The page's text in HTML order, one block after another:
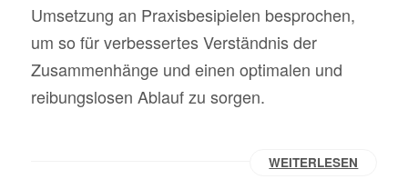
Umsetzung an Praxisbesipielen besprochen,
um so für verbessertes Verständnis der
Zusammenhänge und einen optimalen und
reibungslosen Ablauf zu sorgen.
WEITERLESEN